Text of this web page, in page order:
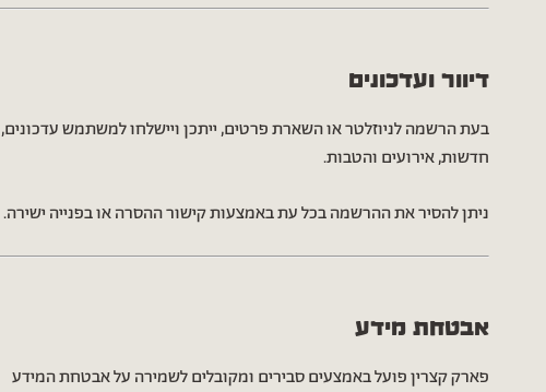
דיוור ועדכונים
בעת הרשמה לניוזלטר או השארת פרטים, ייתכן ויישלחו למשתמש עדכונים,
חדשות, אירועים והטבות.
ניתן להסיר את ההרשמה בכל עת באמצעות קישור ההסרה או בפנייה ישירה.
אבטחת מידע
פארק קצרין פועל באמצעים סבירים ומקובלים לשמירה על אבטחת המידע